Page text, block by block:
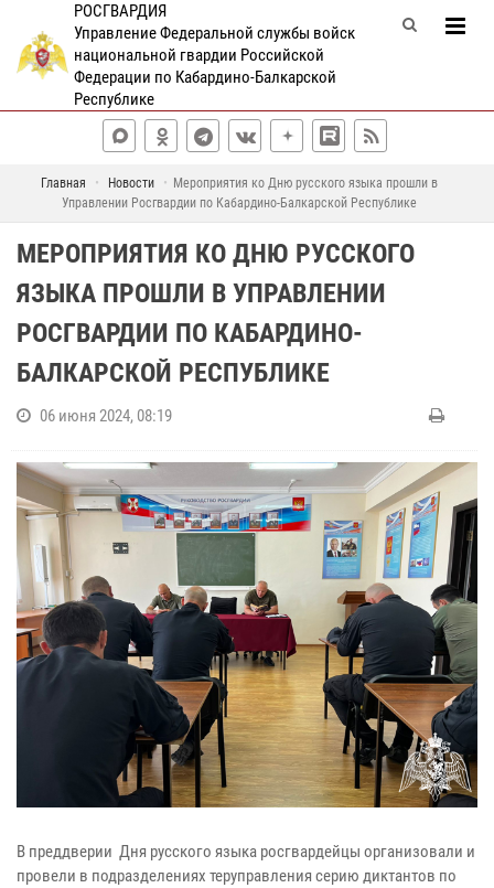
РОСГВАРДИЯ
Управление Федеральной службы войск
национальной гвардии Российской
Федерации по Кабардино-Балкарской
Республике
Главная Новости
Мероприятия ко Дню русского языка прошли в
Управлении Росгвардии по Кабардино-Балкарской Республике
МЕРОПРИЯТИЯ КО ДНЮ РУССКОГО
ЯЗЫКА ПРОШЛИ В УПРАВЛЕНИИ
РОСГВАРДИИ ПО КАБАРДИНО-
БАЛКАРСКОЙ РЕСПУБЛИКЕ
06 июня 2024, 08:19
В преддверии Дня русского языка росгвардейцы организовали и
провели в подразделениях теруправления серию диктантов по